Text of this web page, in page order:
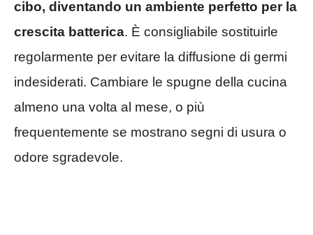
cibo, diventando un ambiente perfetto per la
crescita batterica. È consigliabile sostituirle
regolarmente per evitare la diffusione di germi
indesiderati. Cambiare le spugne della cucina
almeno una volta al mese, o più
frequentemente se mostrano segni di usura o
odore sgradevole.